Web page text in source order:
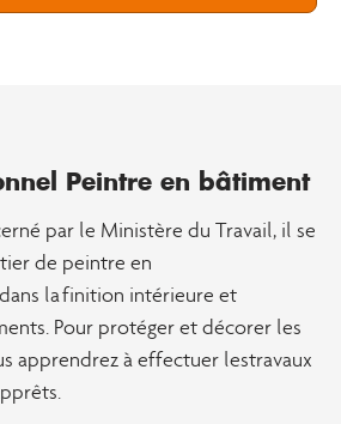
Peintre en bâtiment
par le Ministère du Travail, il se
de peintre en
la finition intérieure et
Pour protéger et décorer les
apprendrez à effectuer lestravaux